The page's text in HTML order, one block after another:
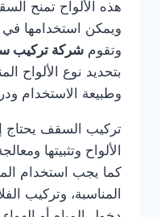
هذه الألواح تمنح
ويمكن استخدامها في
وتقوم شركة تركيب
بتحديد نوع
وطبيعة الاستخدام
تركيب السقف يحتاج
الألواح وتثبيتها
كما يجب استخدام
المناسبة، وتركيب